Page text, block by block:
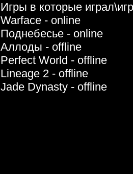
Игры в которые
Warface - online
Поднебесье - online
Аллоды - offline
Perfect World - offline
Lineage 2 - offline
Jade Dynasty - offline